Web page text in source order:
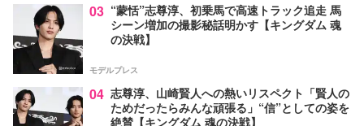
03 “蒙恬”志尊淳、初乗馬で高速トラック追走 馬
シーン増加の撮影秘話明かす【キングダム 魂
の決戦】
モデルプレス
04 志尊淳、山崎賢人への熱いリスペクト「賢人の
ためだったらみんな頑張る」“信”としての姿を
絶賛【キングダム 魂の決戦】